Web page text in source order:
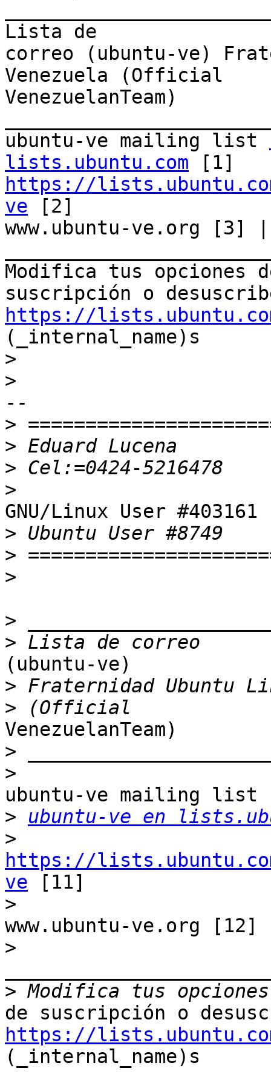
Lista de
correo (ubuntu-ve)
Venezuela (Official
VenezuelanTeam)
ubuntu-ve mailing list
lists.ubuntu.com
https://
ve [2]
www.ubuntu-ve.org [3]
Modifica tus opciones
https://
(_internal_name)s
>
>
--
>
>
>
>
GNU/Linux User #403161
>
>
>
>
>
(ubuntu-ve)
>
>
VenezuelanTeam)
>
>
ubuntu-ve mailing list
>
ubuntu-ve en
>
https://
ve [11]
>
www.ubuntu-ve.org
>
>
https://
(_internal_name)s